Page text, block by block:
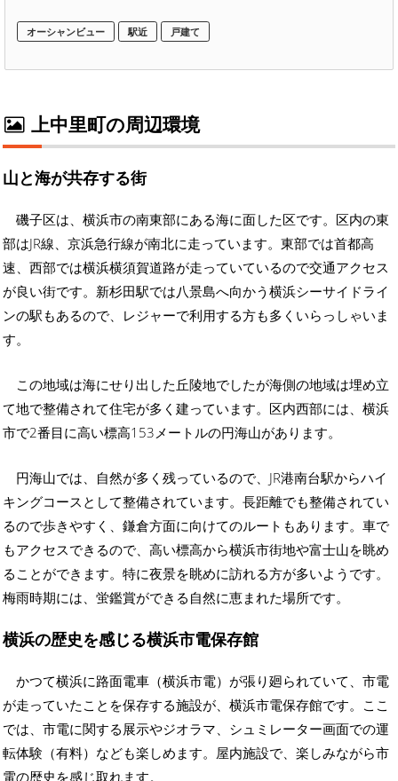
オーシャンビュー 駅近 戸建て
上中里町の周辺環境
山と海が共存する街
磯子区は、横浜市の南東部にある海に面した区です。区内の東
部はJR線、京浜急行線が南北に走っています。東部では首都高
速、西部では横浜横須賀道路が走っていているので交通アクセス
が良い街です。新杉田駅では八景島へ向かう横浜シーサイドライ
ンの駅もあるので、レジャーで利用する方も多くいらっしゃいま
す。
この地域は海にせり出した丘陵地でしたが海側の地域は埋め立
て地で整備されて住宅が多く建っています。区内西部には、横浜
市で2番目に高い標高153メートルの円海山があります。
円海山では、自然が多く残っているので、JR港南台駅からハイ
キングコースとして整備されています。長距離でも整備されてい
るので歩きやすく、鎌倉方面に向けてのルートもあります。車で
もアクセスできるので、高い標高から横浜市街地や富士山を眺め
ることができます。特に夜景を眺めに訪れる方が多いようです。
梅雨時期には、蛍鑑賞ができる自然に恵まれた場所です。
横浜の歴史を感じる横浜市電保存館
かつて横浜に路面電車（横浜市電）が張り廻られていて、市電
が走っていたことを保存する施設が、横浜市電保存館です。ここ
では、市電に関する展示やジオラマ、シュミレーター画面での運
転体験（有料）なども楽しめます。屋内施設で、楽しみながら市
電の歴史を感じ取れます。